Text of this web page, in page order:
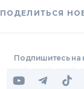
ПОДЕЛИТЬСЯ
Подпишитесь на